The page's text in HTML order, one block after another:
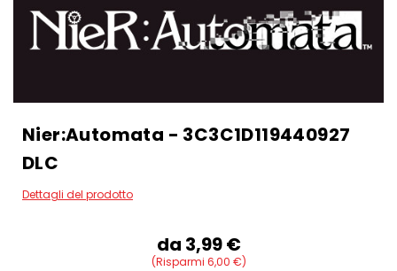
Nier:Automata - 3C3C1D119440927
DLC
Dettagli del prodotto
da 3,99‎ ‎€
(Risparmi 6,00‎ ‎€)